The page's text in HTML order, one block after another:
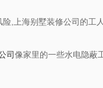
,上海别墅装修公司的工
司像家里的一些水电隐蔽